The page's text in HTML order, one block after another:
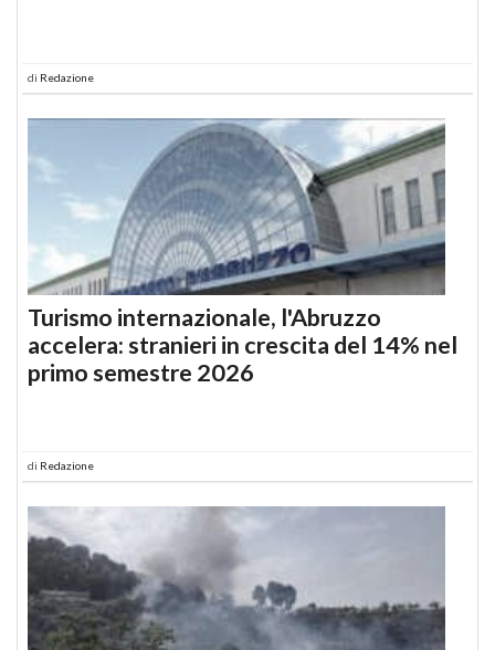
di Redazione
Turismo internazionale, l'Abruzzo
accelera: stranieri in crescita del 14% nel
primo semestre 2026
di Redazione